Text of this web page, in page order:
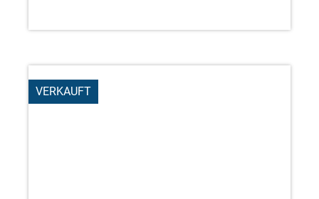
VERKAUFT